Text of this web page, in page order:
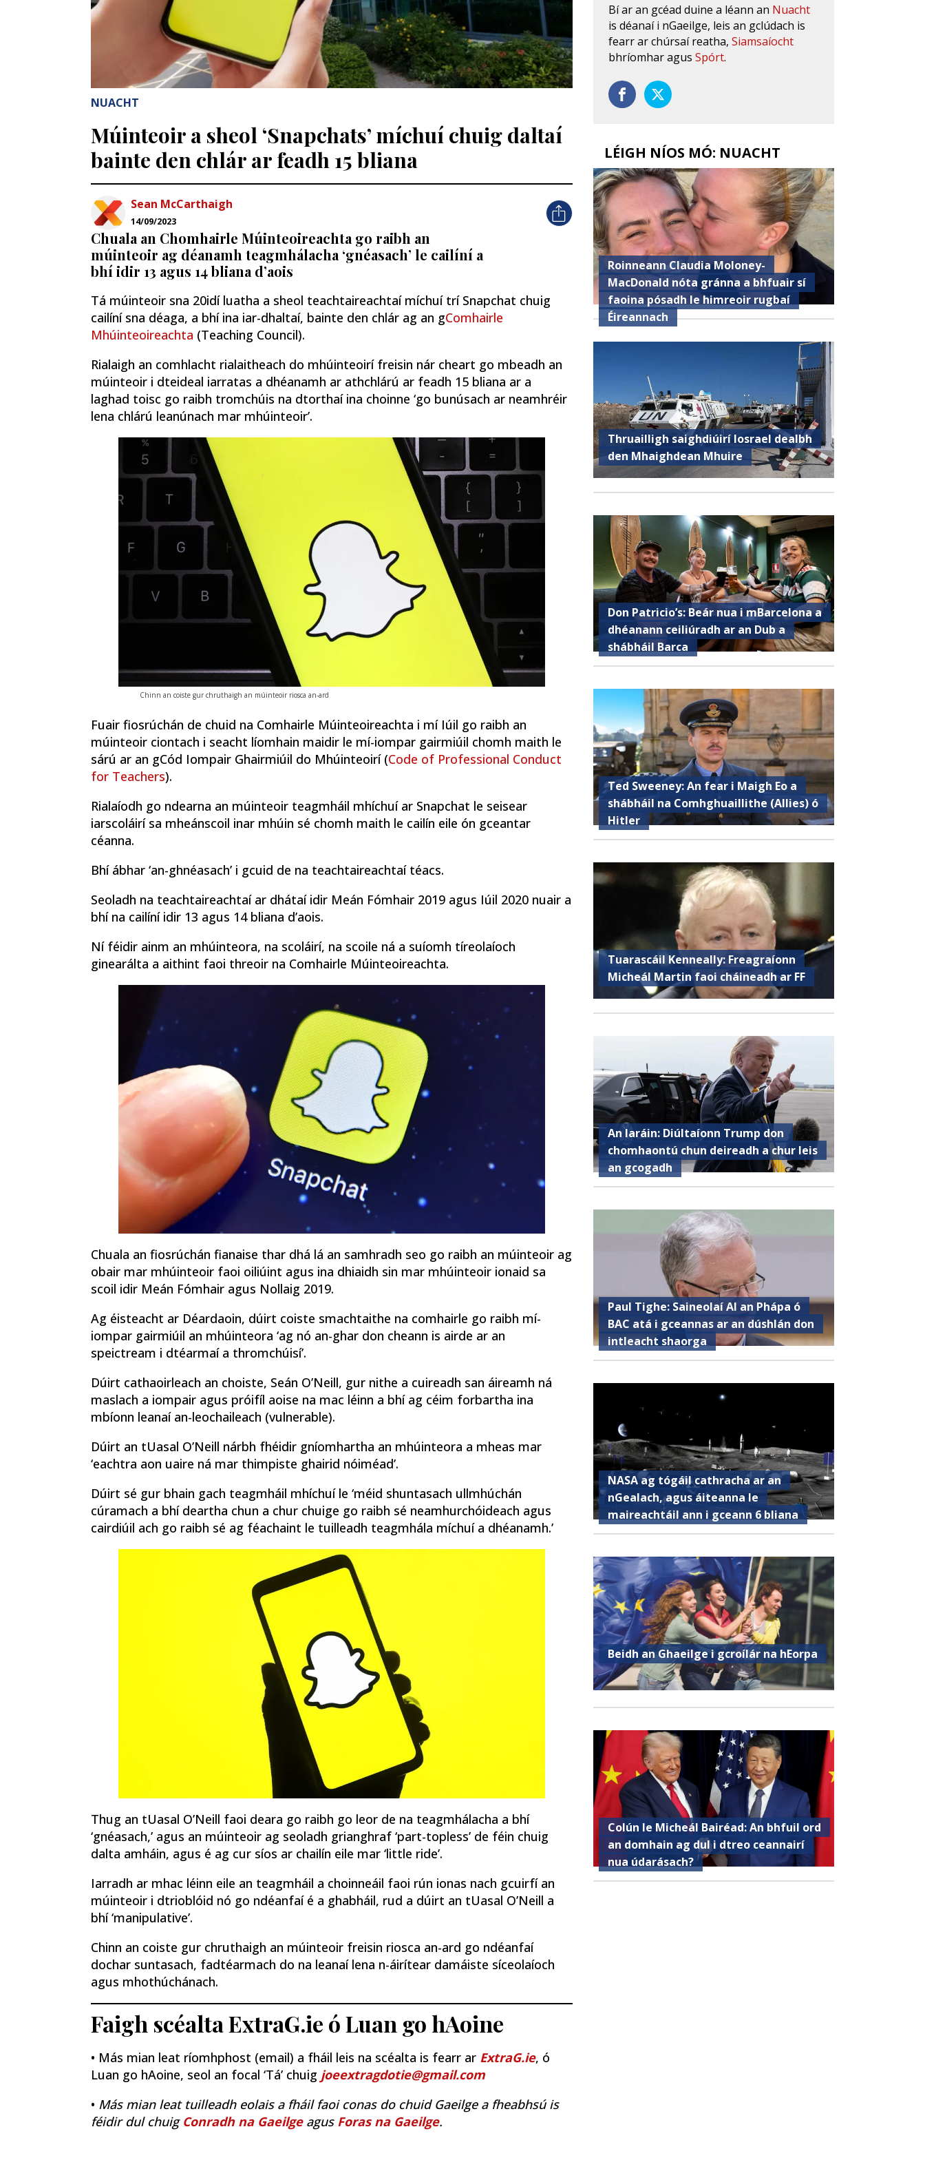
NUACHT
Múinteoir a sheol ‘Snapchats’ míchuí chuig daltaí
bainte den chlár ar feadh 15 bliana
Sean McCarthaigh
14/09/2023
Chuala an Chomhairle Múinteoireachta go raibh an
múinteoir ag déanamh teagmhálacha ‘gnéasach’ le cailíní a
bhí idir 13 agus 14 bliana d’aois
Tá múinteoir sna 20idí luatha a sheol teachtaireachtaí míchuí trí Snapchat chuig
cailíní sna déaga, a bhí ina iar-dhaltaí, bainte den chlár ag an gComhairle
Mhúinteoireachta (Teaching Council).
Rialaigh an comhlacht rialaitheach do mhúinteoirí freisin nár cheart go mbeadh an
múinteoir i dteideal iarratas a dhéanamh ar athchlárú ar feadh 15 bliana ar a
laghad toisc go raibh tromchúis na dtorthaí ina choinne ‘go bunúsach ar neamhréir
lena chlárú leanúnach mar mhúinteoir’.
Chinn an coiste gur chruthaigh an múinteoir riosca an-ard
Fuair fiosrúchán de chuid na Comhairle Múinteoireachta i mí Iúil go raibh an
múinteoir ciontach i seacht líomhain maidir le mí-iompar gairmiúil chomh maith le
sárú ar an gCód Iompair Ghairmiúil do Mhúinteoirí (Code of Professional Conduct
for Teachers).
Rialaíodh go ndearna an múinteoir teagmháil mhíchuí ar Snapchat le seisear
iarscoláirí sa mheánscoil inar mhúin sé chomh maith le cailín eile ón gceantar
céanna.
Bhí ábhar ‘an-ghnéasach’ i gcuid de na teachtaireachtaí téacs.
Seoladh na teachtaireachtaí ar dhátaí idir Meán Fómhair 2019 agus Iúil 2020 nuair a
bhí na cailíní idir 13 agus 14 bliana d’aois.
Ní féidir ainm an mhúinteora, na scoláirí, na scoile ná a suíomh tíreolaíoch
ginearálta a aithint faoi threoir na Comhairle Múinteoireachta.
Chuala an fiosrúchán fianaise thar dhá lá an samhradh seo go raibh an múinteoir ag
obair mar mhúinteoir faoi oiliúint agus ina dhiaidh sin mar mhúinteoir ionaid sa
scoil idir Meán Fómhair agus Nollaig 2019.
Ag éisteacht ar Déardaoin, dúirt coiste smachtaithe na comhairle go raibh mí-
iompar gairmiúil an mhúinteora ‘ag nó an-ghar don cheann is airde ar an
speictream i dtéarmaí a thromchúisí’.
Dúirt cathaoirleach an choiste, Seán O’Neill, gur nithe a cuireadh san áireamh ná
maslach a iompair agus próifíl aoise na mac léinn a bhí ag céim forbartha ina
mbíonn leanaí an-leochaileach (vulnerable).
Dúirt an tUasal O’Neill nárbh fhéidir gníomhartha an mhúinteora a mheas mar
‘eachtra aon uaire ná mar thimpiste ghairid nóiméad’.
Dúirt sé gur bhain gach teagmháil mhíchuí le ‘méid shuntasach ullmhúchán
cúramach a bhí deartha chun a chur chuige go raibh sé neamhurchóideach agus
cairdiúil ach go raibh sé ag féachaint le tuilleadh teagmhála míchuí a dhéanamh.’
Thug an tUasal O’Neill faoi deara go raibh go leor de na teagmhálacha a bhí
‘gnéasach,’ agus an múinteoir ag seoladh grianghraf ‘part-topless’ de féin chuig
dalta amháin, agus é ag cur síos ar chailín eile mar ‘little ride’.
Iarradh ar mhac léinn eile an teagmháil a choinneáil faoi rún ionas nach gcuirfí an
múinteoir i dtrioblóid nó go ndéanfaí é a ghabháil, rud a dúirt an tUasal O’Neill a
bhí ‘manipulative’.
Chinn an coiste gur chruthaigh an múinteoir freisin riosca an-ard go ndéanfaí
dochar suntasach, fadtéarmach do na leanaí lena n-áirítear damáiste síceolaíoch
agus mhothúchánach.
Faigh scéalta ExtraG.ie ó Luan go hAoine
• Más mian leat ríomhphost (email) a fháil leis na scéalta is fearr ar ExtraG.ie, ó
Luan go hAoine, seol an focal ‘Tá’ chuig joeextragdotie@gmail.com
• Más mian leat tuilleadh eolais a fháil faoi conas do chuid Gaeilge a fheabhsú is
féidir dul chuig Conradh na Gaeilge agus Foras na Gaeilge.
Bí ar an gcéad duine a léann an Nuacht
is déanaí i nGaeilge, leis an gclúdach is
fearr ar chúrsaí reatha,Siamsaíocht
bhríomhar agusSpórt.
LÉIGH NÍOS MÓ: NUACHT
Roinneann Claudia Moloney-
MacDonald nóta gránna a bhfuair sí
faoina pósadh le himreoir rugbaí
Éireannach
Thruailligh saighdiúirí Iosrael dealbh
den Mhaighdean Mhuire
Don Patricio’s: Beár nua i mBarcelona a
dhéanann ceiliúradh ar an Dub a
shábháil Barca
Ted Sweeney: An fear i Maigh Eo a
shábháil na Comhghuaillithe (Allies) ó
Hitler
Tuarascáil Kenneally: Freagraíonn
Micheál Martin faoi cháineadh ar FF
An Iaráin: Diúltaíonn Trump don
chomhaontú chun deireadh a chur leis
an gcogadh
Paul Tighe: Saineolaí AI an Phápa ó
BAC atá i gceannas ar an dúshlán don
intleacht shaorga
NASA ag tógáil cathracha ar an
nGealach, agus áiteanna le
maireachtáil ann i gceann 6 bliana
Beidh an Ghaeilge i gcroílár na hEorpa
Colún le Micheál Bairéad: An bhfuil ord
an domhain ag dul i dtreo ceannairí
nua údarásach?